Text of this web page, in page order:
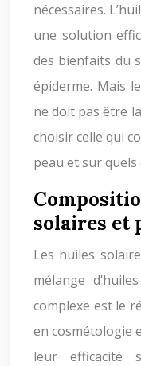
nécessaires.
une solution
des bienfaits du
épiderme. Mais
ne doit pas être
choisir celle qui
peau et sur quels
solaires et
Les huiles
mélange
complexe est le
en cosmétologie
leur efficacité